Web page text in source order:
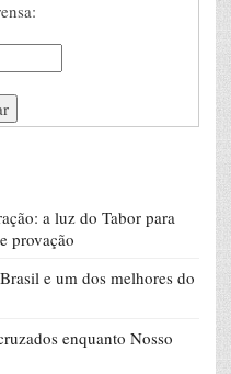
a luz do Tabor para
provação
e um dos melhores do
enquanto Nosso